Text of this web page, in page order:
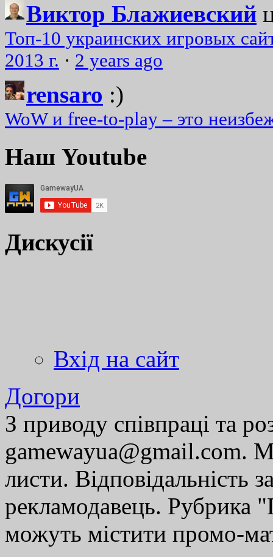
Виктор Блажиевский
Топ-10 украинских игровых
2013 г. · 2 years ago
rensaro :)
WoW и free-to-play – это
Наш Youtube
Дискусії
Вхід на сайт
Догори
З приводу співпраці та
gamewayua@gmail.com.
листи. Відповідальність
рекламодавець. Рубрика
можуть містити промо-